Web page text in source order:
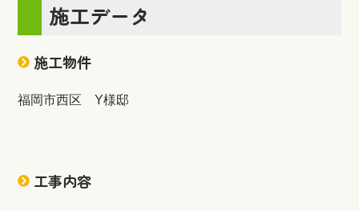
施工データ
施工物件
福岡市西区 Y様邸
工事内容